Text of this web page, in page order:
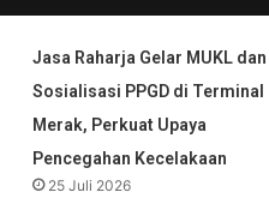
Jasa Raharja Gelar MUKL dan
Sosialisasi PPGD di Terminal
Merak, Perkuat Upaya
Pencegahan Kecelakaan
25 Juli 2026